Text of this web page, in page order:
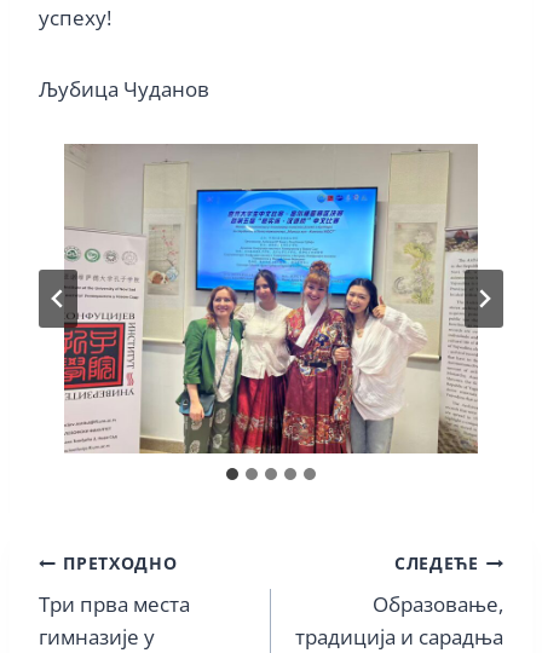
успеху!
Љубица Чуданов
Кретање
чланка
ПРЕТХОДНО
Три прва места
гимназије у
СЛЕДЕЋЕ
Образовање,
традиција и сарадња